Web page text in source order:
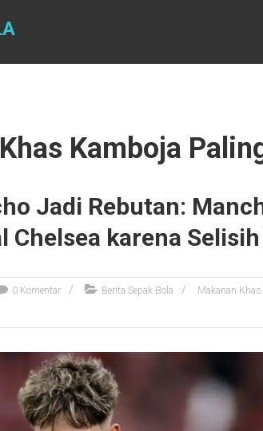
Kamboja
Jadi Rebutan:
Chelsea karena
0 Komentar Berita Sepak Bola Makanan